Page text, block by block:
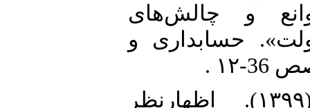
موانع و چالش‌های
حسابداری و
18. معماریان، محمدحسین (۱۳۹۹). اظهارنظر